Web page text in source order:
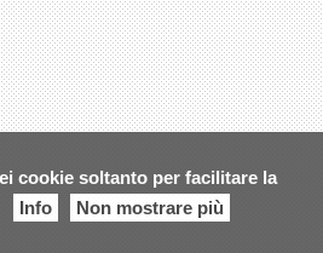
cookie soltanto per facilitare la
Info Non mostrare più